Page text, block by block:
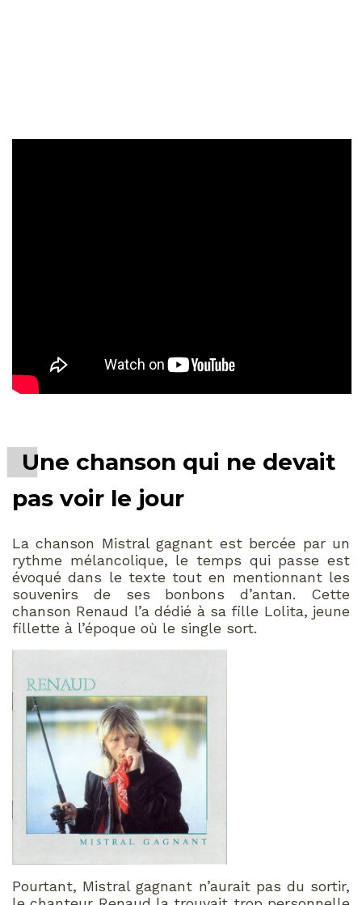
Une chanson qui ne devait
pas voir le jour
La chanson Mistral gagnant est bercée par un
rythme mélancolique, le temps qui passe est
évoqué dans le texte tout en mentionnant les
souvenirs de ses bonbons d’antan. Cette
chanson Renaud l’a dédié à sa fille Lolita, jeune
fillette à l’époque où le single sort.
Pourtant, Mistral gagnant n’aurait pas du sortir,